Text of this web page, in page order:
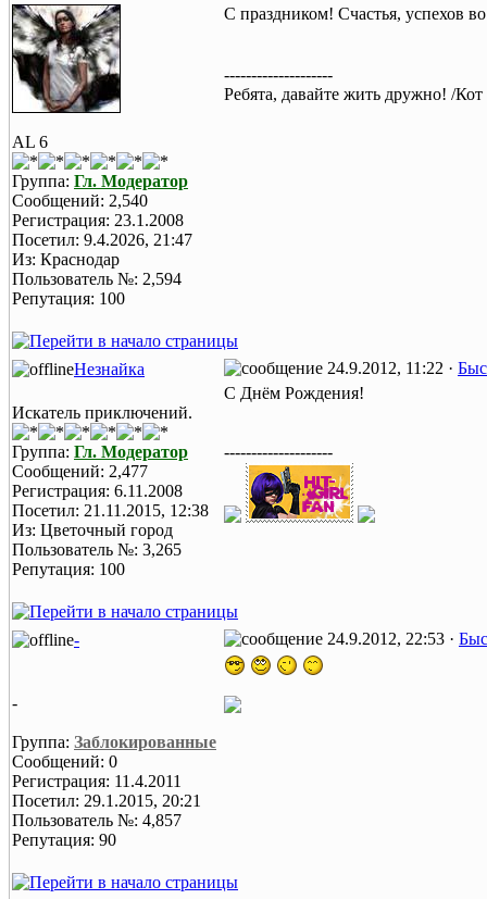
AL 6
Группа: Гл. Модератор
Сообщений: 2,540
Регистрация: 23.1.2008
Посетил: 9.4.2026, 21:47
Из: Краснодар
Пользователь №: 2,594
Репутация: 100
C праздником! Счастья, успехов
--------------------
Ребята, давайте жить дружно! /
Незнайка 24.9.2012, 11:22 ·
Искатель приключений.
Группа: Гл. Модератор
Сообщений: 2,477
Регистрация: 6.11.2008
Посетил: 21.11.2015, 12:38
Из: Цветочный город
Пользователь №: 3,265
Репутация: 100
С Днём Рождения!
--------------------
- 24.9.2012, 22:53 ·
-
Группа: Заблокированные
Сообщений: 0
Регистрация: 11.4.2011
Посетил: 29.1.2015, 20:21
Пользователь №: 4,857
Репутация: 90